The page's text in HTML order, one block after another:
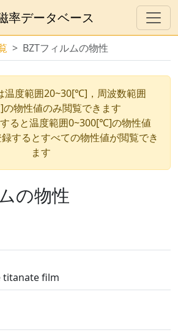
率データベース
BZTフィルムの物性
温度範囲20~30[℃]，周波数範囲
物性値のみ閲覧できます
ると温度範囲0~300[℃]の物性値
するとすべての物性値が閲覧でき
ます
の物性
titanate film